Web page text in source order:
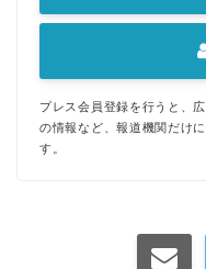
プレス会員登録を行うと、
の情報など、報道機関だけ
す。